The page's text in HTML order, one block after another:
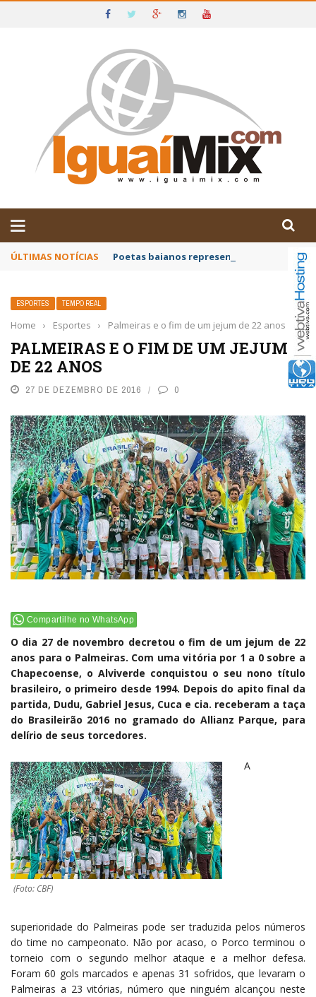
IGUAÍ E SUDOESTE DA BAHIA
ÚLTIMAS NOTÍCIAS Poetas baianos representam o Brasil no
ESPORTES TEMPO REAL
Home › Esportes › Palmeiras e o fim de um jejum de 22 anos
PALMEIRAS E O FIM DE UM JEJUM
DE 22 ANOS
27 DE DEZEMBRO DE 2016 0
Compartilhe no WhatsApp
O dia 27 de novembro decretou o fim de um jejum de 22
anos para o Palmeiras. Com uma vitória por 1 a 0 sobre a
Chapecoense, o Alviverde conquistou o seu nono título
brasileiro, o primeiro desde 1994. Depois do apito final da
partida, Dudu, Gabriel Jesus, Cuca e cia. receberam a taça
do Brasileirão 2016 no gramado do Allianz Parque, para
delírio de seus torcedores.
(Foto: CBF)
A
superioridade do Palmeiras pode ser traduzida pelos números
do time no campeonato. Não por acaso, o Porco terminou o
torneio com o segundo melhor ataque e a melhor defesa.
Foram 60 gols marcados e apenas 31 sofridos, que levaram o
Palmeiras a 23 vitórias, número que ninguém alcançou neste